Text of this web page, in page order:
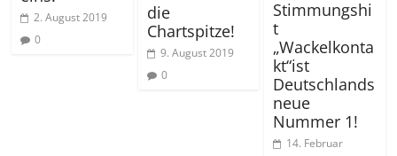
2. August 2019
0
die
Chartspitze!
9. August 2019
0
Stimmungshi
t
„Wackelkonta
kt“ist
Deutschlands
neue
Nummer 1!
14. Februar